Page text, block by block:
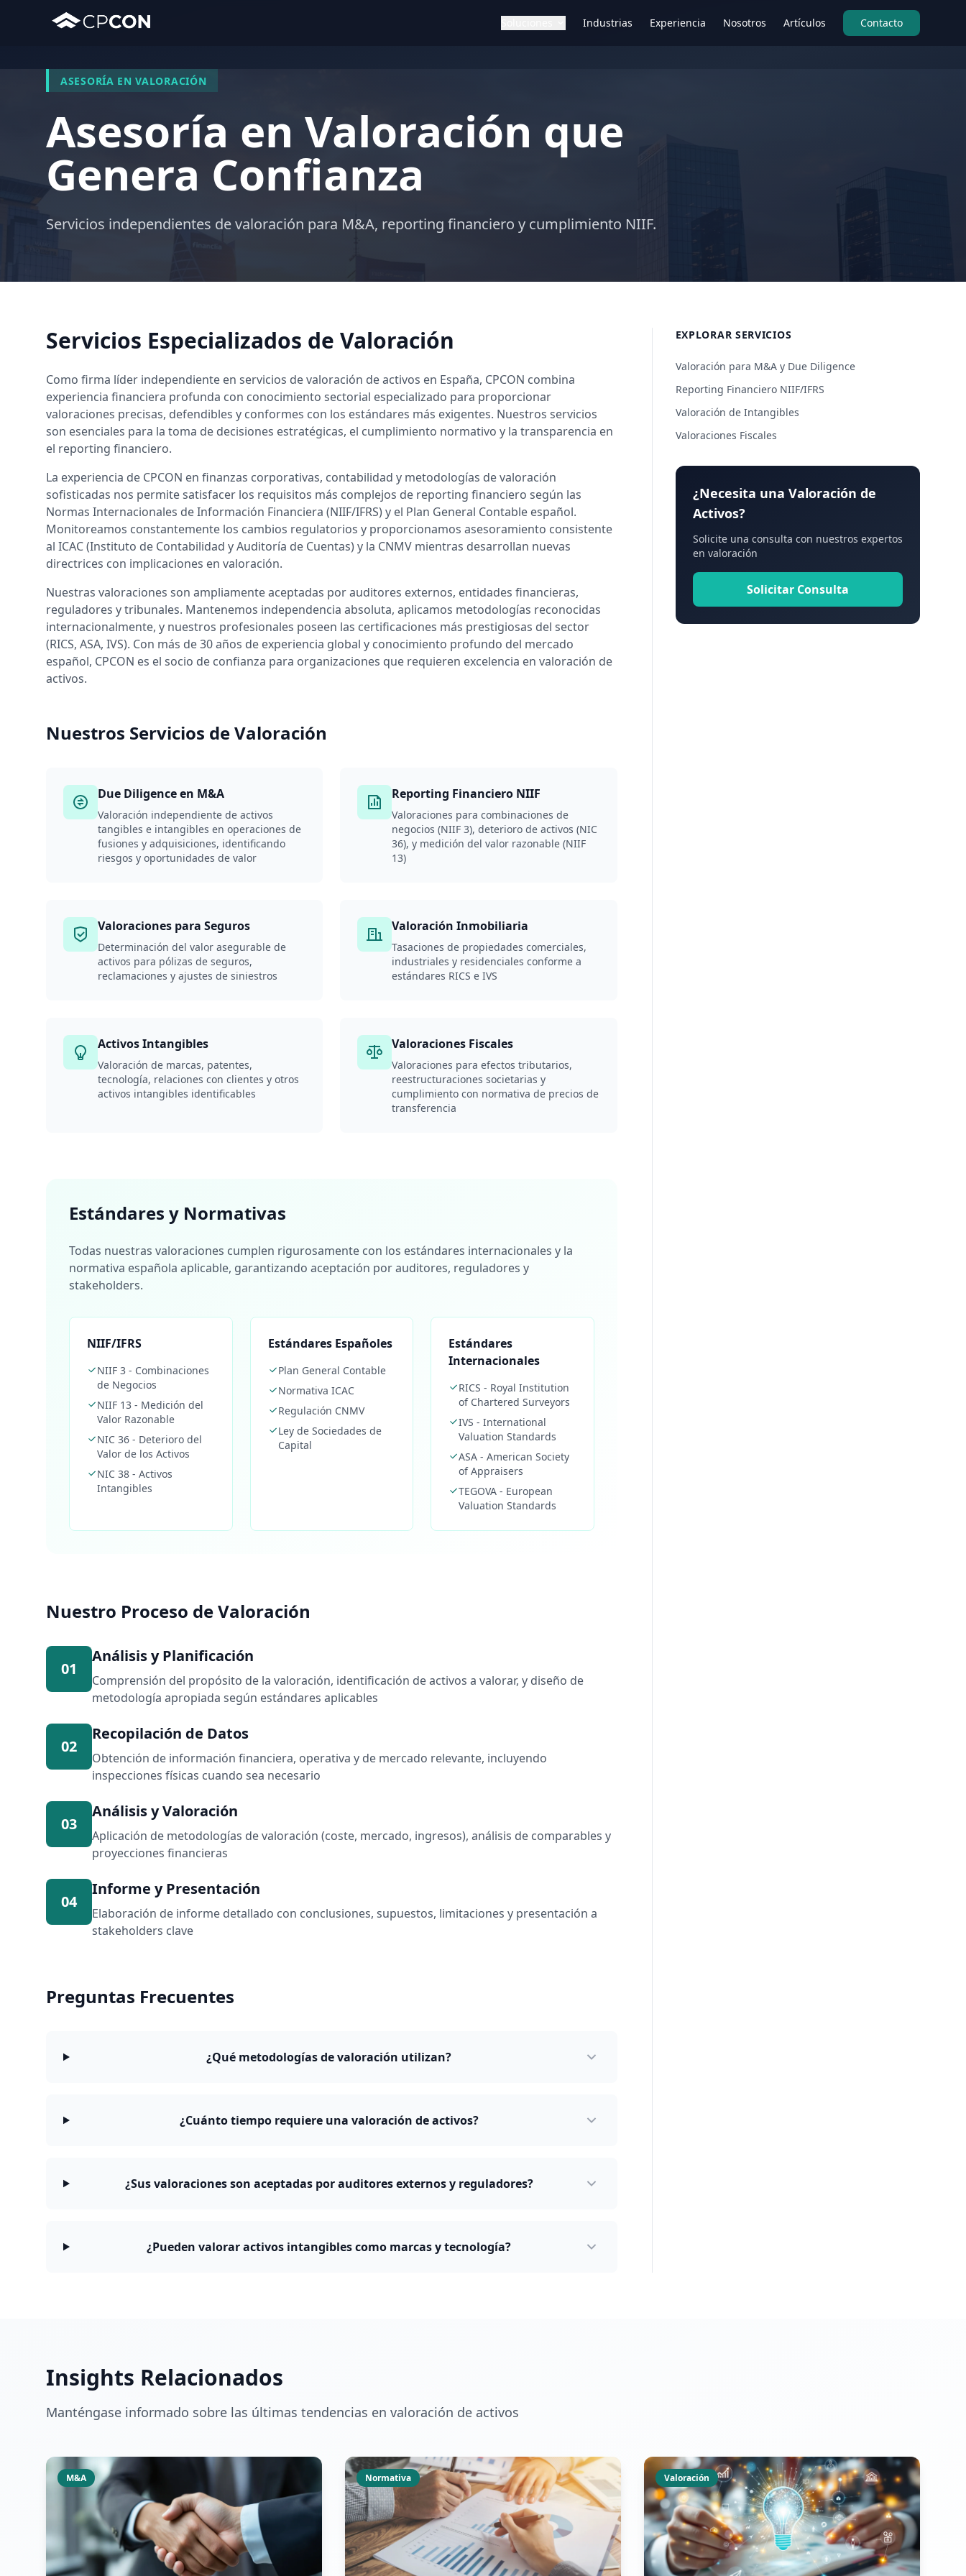
Industrias Experiencia Nosotros Artículos Contacto
ASESORÍA EN VALORACIÓN
Asesoría en Valoración que
Genera Confianza
Servicios independientes de valoración para M&A, reporting financiero y cumplimiento NIIF.
Servicios Especializados de Valoración
Como firma líder independiente en servicios de valoración de activos en España, CPCON combina
experiencia financiera profunda con conocimiento sectorial especializado para proporcionar
valoraciones precisas, defendibles y conformes con los estándares más exigentes. Nuestros servicios
son esenciales para la toma de decisiones estratégicas, el cumplimiento normativo y la transparencia en
el reporting financiero.
La experiencia de CPCON en finanzas corporativas, contabilidad y metodologías de valoración
sofisticadas nos permite satisfacer los requisitos más complejos de reporting financiero según las
Normas Internacionales de Información Financiera (NIIF/IFRS) y el Plan General Contable español.
Monitoreamos constantemente los cambios regulatorios y proporcionamos asesoramiento consistente
al ICAC (Instituto de Contabilidad y Auditoría de Cuentas) y la CNMV mientras desarrollan nuevas
directrices con implicaciones en valoración.
Nuestras valoraciones son ampliamente aceptadas por auditores externos, entidades financieras,
reguladores y tribunales. Mantenemos independencia absoluta, aplicamos metodologías reconocidas
internacionalmente, y nuestros profesionales poseen las certificaciones más prestigiosas del sector
(RICS, ASA, IVS). Con más de 30 años de experiencia global y conocimiento profundo del mercado
español, CPCON es el socio de confianza para organizaciones que requieren excelencia en valoración de
activos.
Nuestros Servicios de Valoración
Due Diligence en M&A
Valoración independiente de activos
tangibles e intangibles en operaciones de
fusiones y adquisiciones, identificando
riesgos y oportunidades de valor
Reporting Financiero NIIF
Valoraciones para combinaciones de
negocios (NIIF 3), deterioro de activos (NIC
36), y medición del valor razonable (NIIF
13)
Valoraciones para Seguros
Determinación del valor asegurable de
activos para pólizas de seguros,
reclamaciones y ajustes de siniestros
Valoración Inmobiliaria
Tasaciones de propiedades comerciales,
industriales y residenciales conforme a
estándares RICS e IVS
Activos Intangibles
Valoración de marcas, patentes,
tecnología, relaciones con clientes y otros
activos intangibles identificables
Valoraciones Fiscales
Valoraciones para efectos tributarios,
reestructuraciones societarias y
cumplimiento con normativa de precios de
transferencia
Estándares y Normativas
Todas nuestras valoraciones cumplen rigurosamente con los estándares internacionales y la
normativa española aplicable, garantizando aceptación por auditores, reguladores y
stakeholders.
NIIF/IFRS
NIIF 3 - Combinaciones
de Negocios
NIIF 13 - Medición del
Valor Razonable
NIC 36 - Deterioro del
Valor de los Activos
NIC 38 - Activos
Intangibles
Estándares Españoles
Plan General Contable
Normativa ICAC
Regulación CNMV
Ley de Sociedades de
Capital
Estándares
Internacionales
RICS - Royal Institution
of Chartered Surveyors
IVS - International
Valuation Standards
ASA - American Society
of Appraisers
TEGOVA - European
Valuation Standards
Nuestro Proceso de Valoración
01
Análisis y Planificación
Comprensión del propósito de la valoración, identificación de activos a valorar, y diseño de
metodología apropiada según estándares aplicables
02
Recopilación de Datos
Obtención de información financiera, operativa y de mercado relevante, incluyendo
inspecciones físicas cuando sea necesario
03
Análisis y Valoración
Aplicación de metodologías de valoración (coste, mercado, ingresos), análisis de comparables y
proyecciones financieras
04
Informe y Presentación
Elaboración de informe detallado con conclusiones, supuestos, limitaciones y presentación a
stakeholders clave
Preguntas Frecuentes
¿Qué metodologías de valoración utilizan?
¿Cuánto tiempo requiere una valoración de activos?
¿Sus valoraciones son aceptadas por auditores externos y reguladores?
¿Pueden valorar activos intangibles como marcas y tecnología?
EXPLORAR SERVICIOS
Valoración para M&A y Due Diligence
Reporting Financiero NIIF/IFRS
Valoración de Intangibles
Valoraciones Fiscales
¿Necesita una Valoración de
Activos?
Solicite una consulta con nuestros expertos
en valoración
Solicitar Consulta
Insights Relacionados
Manténgase informado sobre las últimas tendencias en valoración de activos
M&A Normativa Valoración